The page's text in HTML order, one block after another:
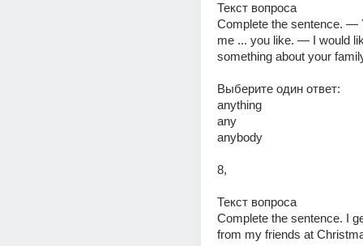
Текст вопроса
Complete the sentence. —
me ... you like. — I would
something about your
Выберите один ответ:
anything
any
anybody
8,
Текст вопроса
Complete the sentence. I
from my friends at